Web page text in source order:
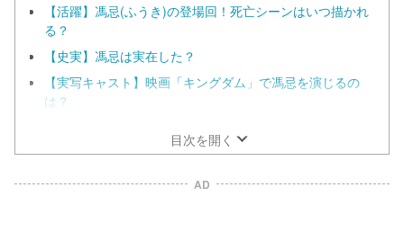
【活躍】馮忌(ふうき)の登場回！死亡シーンはいつ描かれ
る？
【史実】馮忌は実在した？
【実写キャスト】映画「キングダム」で馮忌を演じるの
は？
目次を開く
AD